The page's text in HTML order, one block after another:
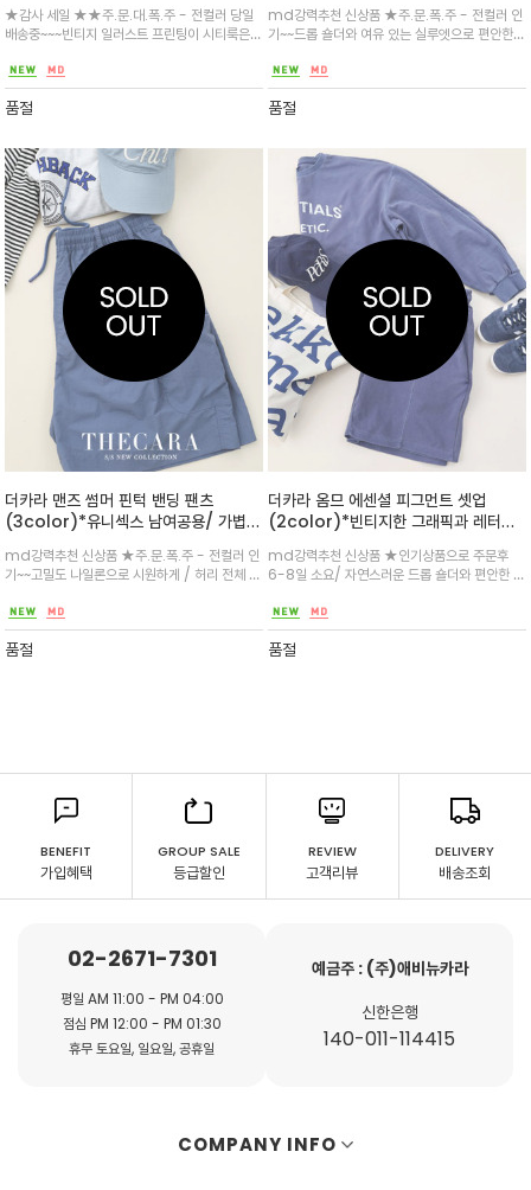
경을 한 컷에 담은 ‘와일드리지 저니 그
래픽 티셔츠’
★감사 세일 ★★주.문.대.폭.주 - 전컬러 당일
배송중~~~빈티지 일러스트 프린팅이 시티룩은
기성 좋은 100% 코튼 슬러브 원단을 사용해 하
루 종일 편안한 착용감을 선사하며, 여유 있는 실
루엣이 체형을 자연스럽게
품절
과 내추럴한 워싱 디테일을 살린 100%
코튼 크루넥 티셔츠
md강력추천 신상품 ★주.문.폭.주 - 전컬러 인
기~~드롭 숄더와 여유 있는 실루엣으로 편안한
터링과 컴퍼스 그래픽이 모던한 포인트/어떤 하
의와도 자연스럽게 어우러져 빈티지한 감성과 현
대적인 무드
품절
더카라 맨즈 썸머 핀턱 밴딩 팬츠
(3color)*유니섹스 남여공용/ 가볍고
통기성이 우수한 나일론 블렌드 원단을
사용해 한여름에도 쾌적한 착용감을 느
낄 수 있는 라이트
md강력추천 신상품 ★주.문.폭.주 - 전컬러 인
기~~고밀도 나일론으로 시원하게 / 허리 전체 밴
편안한 핏/사이드 카고 포켓의 스토퍼로 실용성
과 포인트/데일리 룩은 물론 가벼운 아웃도어 활
동에도 스타일리시하게
품절
더카라 옴므 에센셜 피그먼트 셋업
(2color)*빈티지한 그래픽과 레터링
이 포인트 / 감각적이면서 일상에서 편
안한 반바지와 맨투맨 셋업입니다^^
md강력추천 신상품 ★인기상품으로 주문후
6-8일 소요/ 자연스러운 드롭 숄더와 편안한 4
좋아하는 편안한 일상룩 입니다^^텀블 가공법
으로 일정한 핏을 구현하며 다수의 세탁에도 손
상이 적은 dtx전사를 사용/데일리 ㅇ
품절
BENEFIT
가입혜택
GROUP SALE
등급할인
REVIEW
고객리뷰
DELIVERY
배송조회
02-2671-7301
평일 AM 11:00 - PM 04:00
점심 PM 12:00 - PM 01:30
휴무 토요일, 일요일, 공휴일
예금주 : (주)애비뉴카라
신한은행
140-011-114415
COMPANY INFO